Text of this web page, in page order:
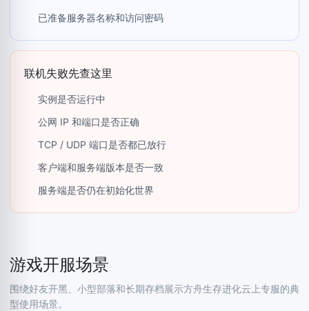
已准备服务器名称和访问密码
联机失败先查这里
实例是否运行中
公网 IP 和端口是否正确
TCP / UDP 端口是否都已放行
客户端和服务端版本是否一致
服务端是否仍在初始化世界
游戏开服场景
围绕好友开黑、小型部落和长期存档展示方舟生存进化云上专服的典
型使用场景。